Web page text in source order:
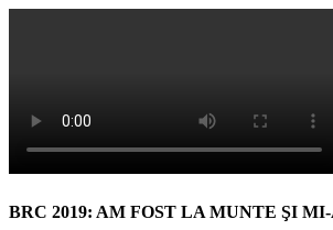
BRC 2019: AM FOST LA MUNTE ŞI